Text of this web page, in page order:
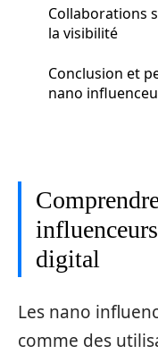
Collaborations
la visibilité
Conclusion et
nano
digital
Les nano
comme des